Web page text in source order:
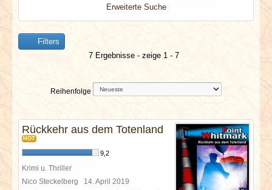
NEWS & DATES
BERICHTE
VERLOSUNGEN
SPECIALS
REDAKTION
Erweiterte Suche
Filters
7 Ergebnisse - zeige 1 - 7
Reihenfolge
Rückkehr aus dem Totenland
HOT
9,2
Krimi u. Thriller
Nico Steckelberg 14. April 2019